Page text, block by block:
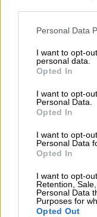
Please note that
not limited to your
grant or deny
use your data for
consent section.
Personal Data
I want to opt-
personal data.
Opted In
I want to opt-
Personal Data.
Opted In
I want to opt-
Personal Data
Opted In
I want to opt-
Retention,
Personal Data
Purposes for
Opted Out
Σε εξέλιξη
προχωρήσει
ΔΙΑΒΑΣΤΕ
Βία,
Καμία
καταλήξει